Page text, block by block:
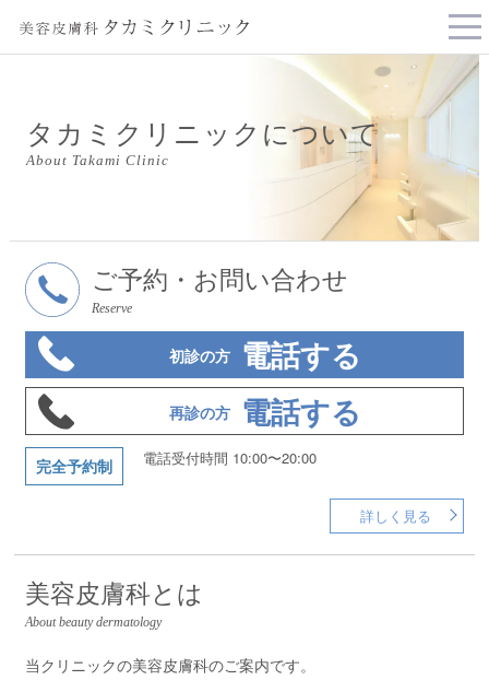
タカミクリニックについて
About Takami Clinic
ご予約・お問い合わせ
Reserve
初診の方 電話する
再診の方 電話する
完全予約制 電話受付時間 10:00〜20:00
詳しく見る
美容皮膚科とは
About beauty dermatology
当クリニックの美容皮膚科のご案内です。